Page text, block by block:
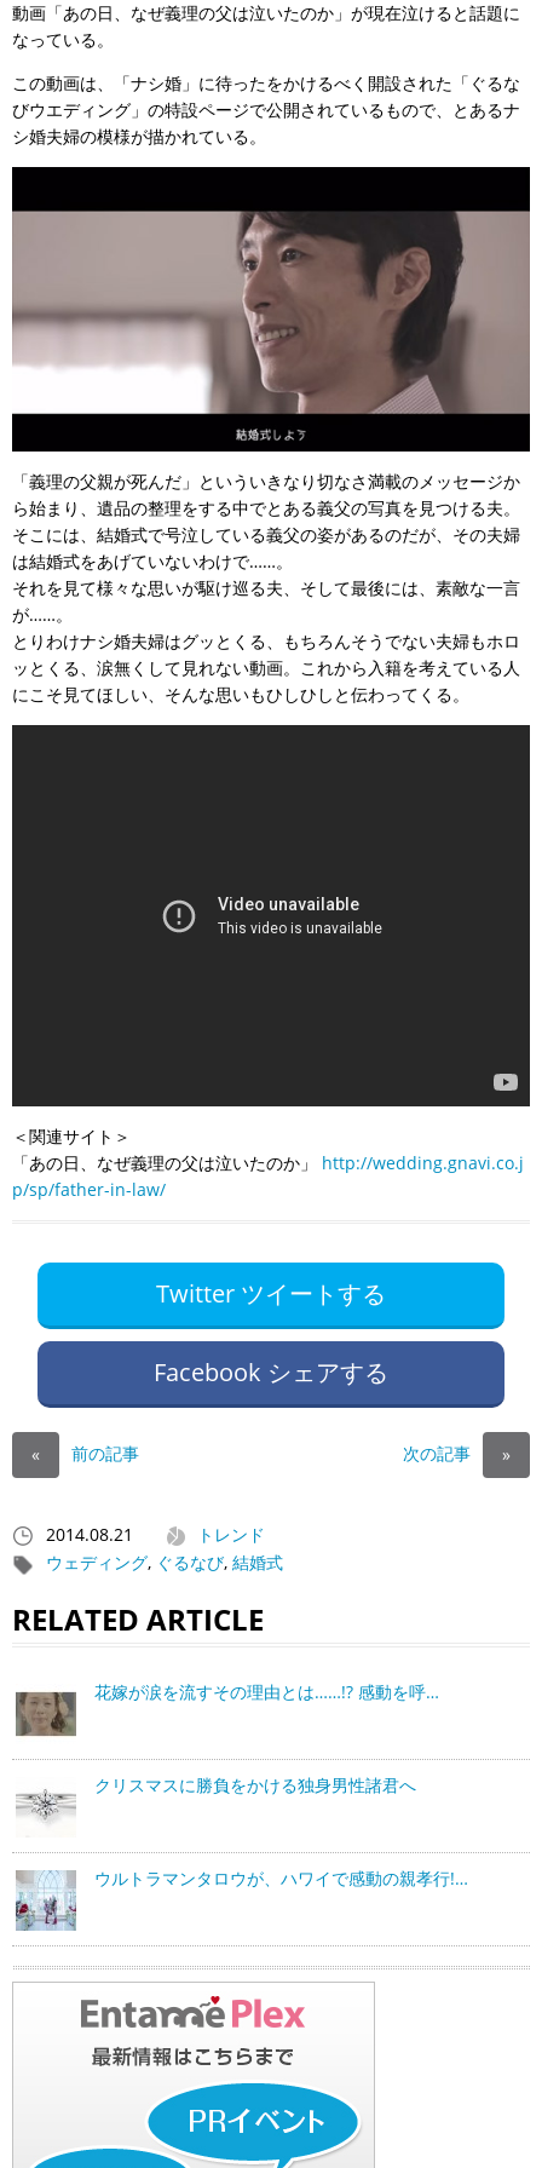
動画「あの日、なぜ義理の父は泣いたのか」が現在泣けると話題に
なっている。
この動画は、「ナシ婚」に待ったをかけるべく開設された「ぐるな
びウエディング」の特設ページで公開されているもので、とあるナ
シ婚夫婦の模様が描かれている。
「義理の父親が死んだ」といういきなり切なさ満載のメッセージか
ら始まり、遺品の整理をする中でとある義父の写真を見つける夫。
そこには、結婚式で号泣している義父の姿があるのだが、その夫婦
は結婚式をあげていないわけで……。
それを見て様々な思いが駆け巡る夫、そして最後には、素敵な一言
が……。
とりわけナシ婚夫婦はグッとくる、もちろんそうでない夫婦もホロ
ッとくる、涙無くして見れない動画。これから入籍を考えている人
にこそ見てほしい、そんな思いもひしひしと伝わってくる。
＜関連サイト＞
「あの日、なぜ義理の父は泣いたのか」 http://wedding.gnavi.co.j
p/sp/father-in-law/
Twitter ツイートする
Facebook シェアする
« 前の記事 次の記事 »
2014.08.21
トレンド
ウェディング, ぐるなび, 結婚式
RELATED ARTICLE
花嫁が涙を流すその理由とは……!? 感動を呼…
クリスマスに勝負をかける独身男性諸君へ
ウルトラマンタロウが、ハワイで感動の親孝行!…